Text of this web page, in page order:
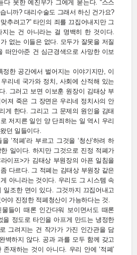
다 못한 예진우가 그에게 묻는다. “스스
니까? 대리수술도 그래서 하신 건가요?
추려고?” 타인의 죄를 끄집어내지만 그
지는 건 아니라는 걸 명백히 한 것이다.
없는 이들은 없다. 모두가 잘못을 저질
떠안아준 건 심근경색으로 사망한 이보
정한 공간에서 벌어지는 이야기지만, 이
리네 국가와 정치, 사회에 산적해 있는
. 그러고 보면 이보훈 원장이 김태상 부
져 죽은 그 장면은 우리네 정치사의 안
게 한다. 그리고 그 문제의 원인을 김태
저지른 일인 양 단죄하는 일 역시 우리
던 일들이다.
‘적폐’라 부르고 그것을 ‘청산’하려 하
일이다. 하지만 그것으로 진정 적폐가
이프>가 김태상 부원장의 아픈 일침을
다르다. 그 적폐는 김태상 부원장 같은
아니라는 것이다. 우리도 그 시스템 속
일조한 면이 있다. 그것까지 끄집어내고
어야 진정한 적폐청산이 가능하다는 것.
들이 때론 인간다워 보이면서도 때론
을 정도로 타인을 아프게 만드는 냉정한
그려지는 건 작가가 가진 인간관을 담
벽하지 않다. 공과 과를 모두 함께 갖고
재하는 것이 아니다. 우리 안에 ‘적폐’